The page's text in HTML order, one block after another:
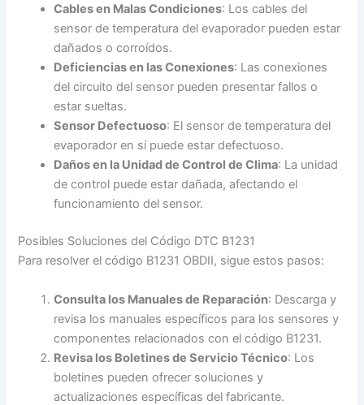
Cables en Malas Condiciones: Los cables del
sensor de temperatura del evaporador pueden estar
dañados o corroídos.
Deficiencias en las Conexiones: Las conexiones
del circuito del sensor pueden presentar fallos o
estar sueltas.
Sensor Defectuoso: El sensor de temperatura del
evaporador en sí puede estar defectuoso.
Daños en la Unidad de Control de Clima: La unidad
de control puede estar dañada, afectando el
funcionamiento del sensor.
Posibles Soluciones del Código DTC B1231
Para resolver el código B1231 OBDII, sigue estos pasos:
Consulta los Manuales de Reparación: Descarga y
revisa los manuales específicos para los sensores y
componentes relacionados con el código B1231.
Revisa los Boletines de Servicio Técnico: Los
boletines pueden ofrecer soluciones y
actualizaciones específicas del fabricante.